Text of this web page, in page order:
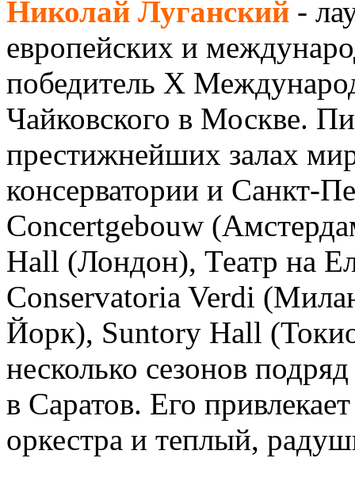
Николай Луганский -
европейских и
победитель Х
Чайковского в Москве.
престижнейших залах
консерватории и Санкт-
Concertgebouw
Hall (Лондон), Театр на
Conservatoria Verdi
Йорк), Suntory Hall
несколько сезонов
в Саратов. Его
оркестра и теплый,